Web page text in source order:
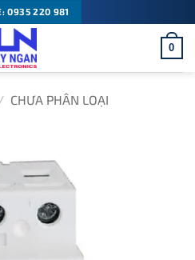
0935 220 981
0
/ CHƯA PHÂN LOẠI